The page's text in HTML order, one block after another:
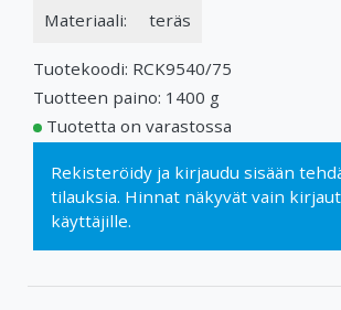
Materiaali: teräs
Tuotekoodi: RCK9540/75
Tuotteen paino: 1400 g
Tuotetta on varastossa
Rekisteröidy ja kirjaudu sisään
tilauksia. Hinnat näkyvät vain
käyttäjille.